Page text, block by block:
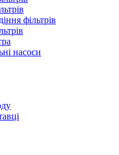
фільтрів
насоси